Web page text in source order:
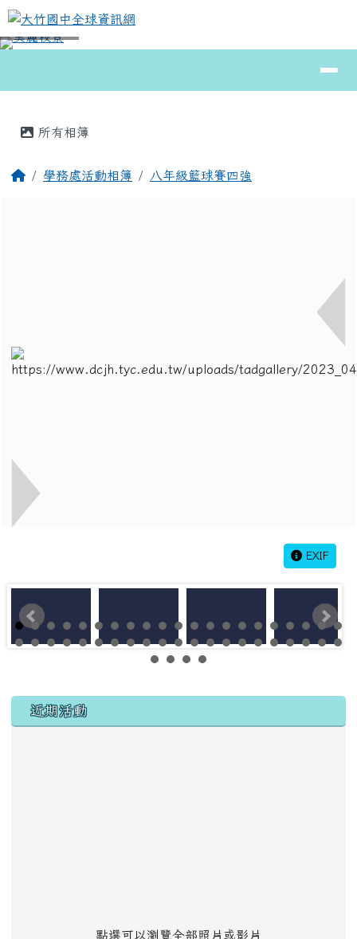
跳至主內容區
大竹國中全球資訊網
⏸
所有相簿
回首頁學務處活動相簿 八年級籃球賽四強
EXIF
左邊區域內容
近期活動
點選可以瀏覽全部照片或影片